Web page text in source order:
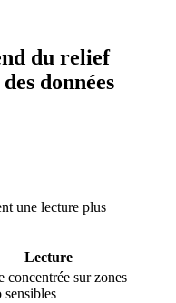
du relief
données
une lecture plus
Lecture
concentrée sur zones
sensibles